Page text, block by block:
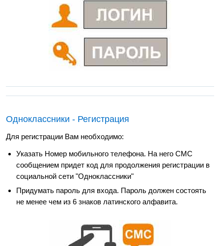
Одноклассники - Регистрация
Для регистрации Вам необходимо:
Указать Номер мобильного телефона. На него СМС
сообщением придет код для продолжения регистрации в
социальной сети "Одноклассники"
Придумать пароль для входа. Пароль должен состоять
не менее чем из 6 знаков латинского алфавита.